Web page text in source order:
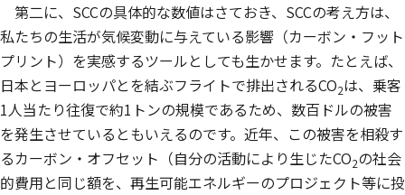
第二に、SCCの具体的な数値はさておき、SCCの考え方は、
私たちの生活が気候変動に与えている影響（カーボン・フット
プリント）を実感するツールとしても生かせます。たとえば、
日本とヨーロッパとを結ぶフライトで排出されるCO2は、乗客
1人当たり往復で約1トンの規模であるため、数百ドルの被害
を発生させているともいえるのです。近年、この被害を相殺す
るカーボン・オフセット（自分の活動により生じたCO2の社会
的費用と同じ額を、再生可能エネルギーのプロジェクト等に投